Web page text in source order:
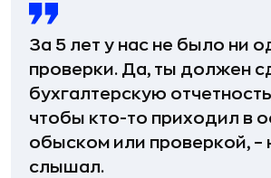
За 5 лет у нас не было ни
проверки. Да, ты должен
бухгалтерскую
чтобы кто-то приходил в
обыском или проверкой, –
слышал.